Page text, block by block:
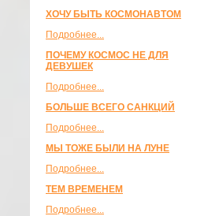
ХОЧУ БЫТЬ КОСМОНАВТОМ
Подробнее...
ПОЧЕМУ КОСМОС НЕ ДЛЯ
ДЕВУШЕК
Подробнее...
БОЛЬШЕ ВСЕГО САНКЦИЙ
Подробнее...
МЫ ТОЖЕ БЫЛИ НА ЛУНЕ
Подробнее...
ТЕМ ВРЕМЕНЕМ
Подробнее...